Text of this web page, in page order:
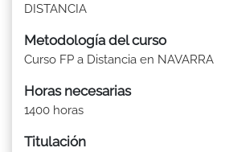
DISTANCIA
Metodología del curso
Curso FP a Distancia en NAVARRA
Horas necesarias
1400 horas
Titulación